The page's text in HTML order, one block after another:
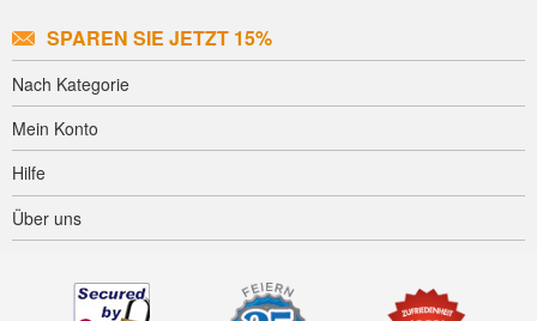
SPAREN SIE JETZT 15%
Nach Kategorie
Mein Konto
Hilfe
Über uns